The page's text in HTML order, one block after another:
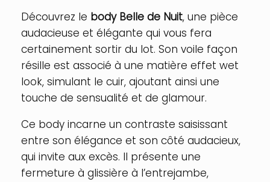
Découvrez le body Belle de Nuit, une pièce
audacieuse et élégante qui vous fera
certainement sortir du lot. Son voile façon
résille est associé à une matière effet wet
look, simulant le cuir, ajoutant ainsi une
touche de sensualité et de glamour.
Ce body incarne un contraste saisissant
entre son élégance et son côté audacieux,
qui invite aux excès. Il présente une
fermeture à glissière à l’entrejambe,